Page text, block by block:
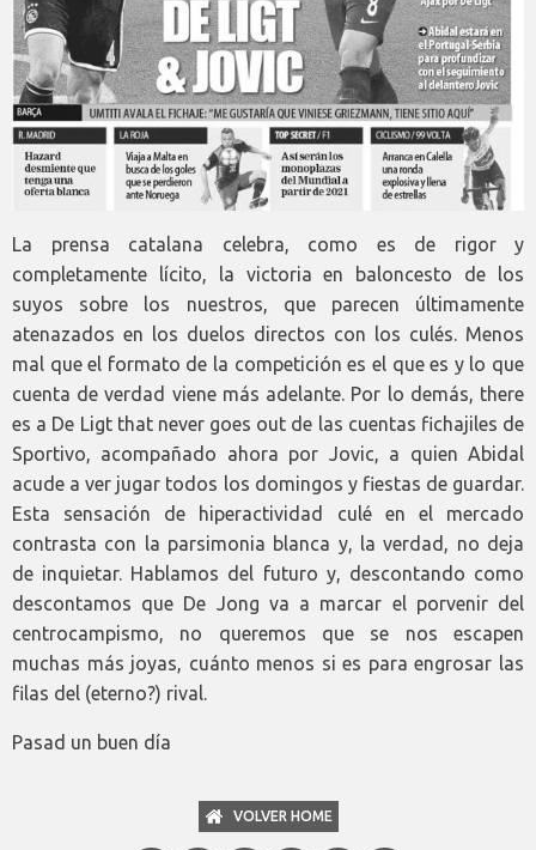
La prensa catalana celebra, como es de rigor y
completamente lícito, la victoria en baloncesto de los
suyos sobre los nuestros, que parecen últimamente
atenazados en los duelos directos con los culés. Menos
mal que el formato de la competición es el que es y lo que
cuenta de verdad viene más adelante. Por lo demás, there
es a De Ligt that never goes out de las cuentas fichajiles de
Sportivo, acompañado ahora por Jovic, a quien Abidal
acude a ver jugar todos los domingos y fiestas de guardar.
Esta sensación de hiperactividad culé en el mercado
contrasta con la parsimonia blanca y, la verdad, no deja
de inquietar. Hablamos del futuro y, descontando como
descontamos que De Jong va a marcar el porvenir del
centrocampismo, no queremos que se nos escapen
muchas más joyas, cuánto menos si es para engrosar las
filas del (eterno?) rival.
Pasad un buen día
VOLVER HOME